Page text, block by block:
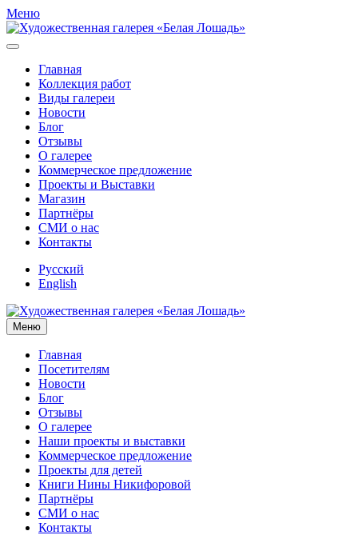
Меню
Главная
Коллекция работ
Виды галереи
Новости
Блог
Отзывы
О галерее
Коммерческое предложение
Проекты и Выставки
Магазин
Партнёры
СМИ о нас
Контакты
Русский
English
Меню
Главная
Посетителям
Новости
Блог
Отзывы
О галерее
Наши проекты и выставки
Коммерческое предложение
Проекты для детей
Книги Нины Никифоровой
Партнёры
СМИ о нас
Контакты